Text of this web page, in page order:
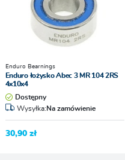
Enduro Bearnings
Enduro łożysko Abec 3 MR 104 2RS
4x10x4
Dostępny
Wysyłka:Na zamówienie
30,90 zł